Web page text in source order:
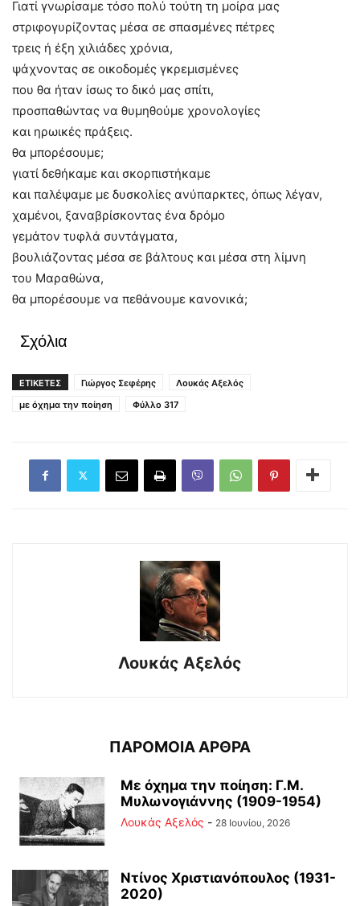
Γιατί γνωρίσαμε τόσο πολύ τούτη τη μοίρα μας
στριφογυρίζοντας μέσα σε σπασμένες πέτρες
τρεις ή έξη χιλιάδες χρόνια,
ψάχνοντας σε οικοδομές γκρεμισμένες
που θα ήταν ίσως το δικό μας σπίτι,
προσπαθώντας να θυμηθούμε χρονολογίες
και ηρωικές πράξεις.
θα μπορέσουμε;
γιατί δεθήκαμε και σκορπιστήκαμε
και παλέψαμε με δυσκολίες ανύπαρκτες, όπως λέγαν,
χαμένοι, ξαναβρίσκοντας ένα δρόμο
γεμάτον τυφλά συντάγματα,
βουλιάζοντας μέσα σε βάλτους και μέσα στη λίμνη
του Μαραθώνα,
θα μπορέσουμε να πεθάνουμε κανονικά;
Σχόλια
ΕΤΙΚΕΤΕΣ Γιώργος Σεφέρης
Λουκάς Αξελός
με όχημα την ποίηση
Φύλλο 317
Λουκάς Αξελός
ΠΑΡΟΜΟΙΑ ΑΡΘΡΑ
Με όχημα την ποίηση: Γ.Μ.
Μυλωνογιάννης (1909-1954)
Λουκάς Αξελός - 28 Ιουνίου, 2026
Ντίνος Χριστιανόπουλος (1931-
2020)